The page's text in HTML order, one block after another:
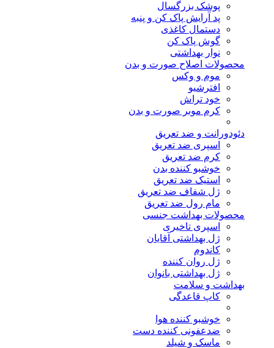
پوشک بزرگسال
پد آرایش پاک کن و پنبه
دستمال کاغذی
گوش پاک کن
نوار بهداشتی
محصولات اصلاح صورت و بدن
موم و وکس
افترشیو
خود تراش
کرم موبر صورت و بدن
دئودورانت و ضد تعریق
اسپری ضد تعریق
کرم ضد تعریق
خوشبو کننده بدن
استیک ضد تعریق
ژل شفاف ضد تعریق
مام رول ضد تعریق
محصولات بهداشت جنسی
اسپری تاخیری
ژل بهداشتی آقایان
کاندوم
ژل روان کننده
ژل بهداشتی بانوان
بهداشت و سلامت
کاپ قاعدگی
خوشبو کننده هوا
ضدعفونی کننده دست
ماسک و شیلد